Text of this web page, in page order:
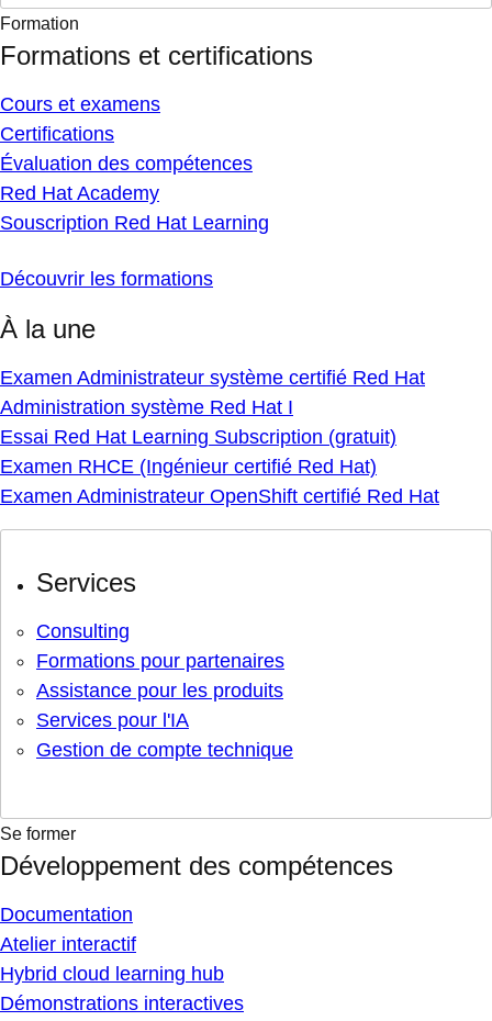
Formation
Formations et certifications
Cours et examens
Certifications
Évaluation des compétences
Red Hat Academy
Souscription Red Hat Learning
Découvrir les formations
À la une
Examen Administrateur système certifié Red Hat
Administration système Red Hat I
Essai Red Hat Learning Subscription (gratuit)
Examen RHCE (Ingénieur certifié Red Hat)
Examen Administrateur OpenShift certifié Red Hat
Services
Consulting
Formations pour partenaires
Assistance pour les produits
Services pour l'IA
Gestion de compte technique
Se former
Développement des compétences
Documentation
Atelier interactif
Hybrid cloud learning hub
Démonstrations interactives